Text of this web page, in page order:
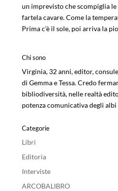
un imprevisto che scompiglia
fartela cavare. Come la
Prima c’è il sole, poi arriva la
Chi sono
Virginia, 32 anni, editor,
di Gemma e Tessa. Credo
bibliodiversità, nelle realtà
potenza comunicativa degli
Categorie
Libri
Editoria
Interviste
ARCOBALIBRO